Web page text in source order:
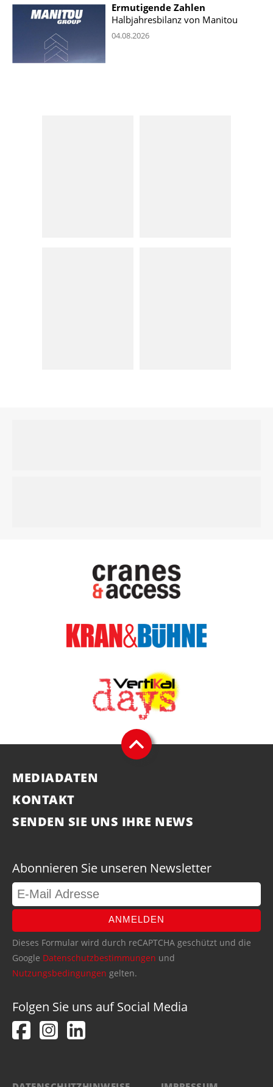
Ermutigende Zahlen
Halbjahresbilanz von Manitou
04.08.2026
MEDIADATEN
KONTAKT
SENDEN SIE UNS IHRE NEWS
Abonnieren Sie unseren Newsletter
ANMELDEN
Dieses Formular wird durch reCAPTCHA geschützt und die
Google Datenschutzbestimmungen und
Nutzungsbedingungen gelten.
Folgen Sie uns auf Social Media